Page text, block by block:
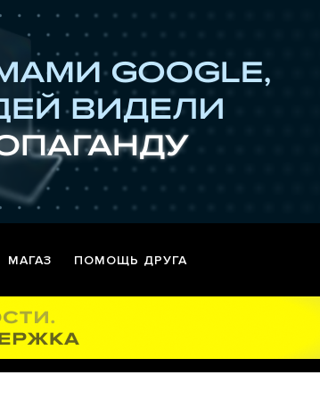
МАГАЗ ПОМОЩЬ ДРУГА